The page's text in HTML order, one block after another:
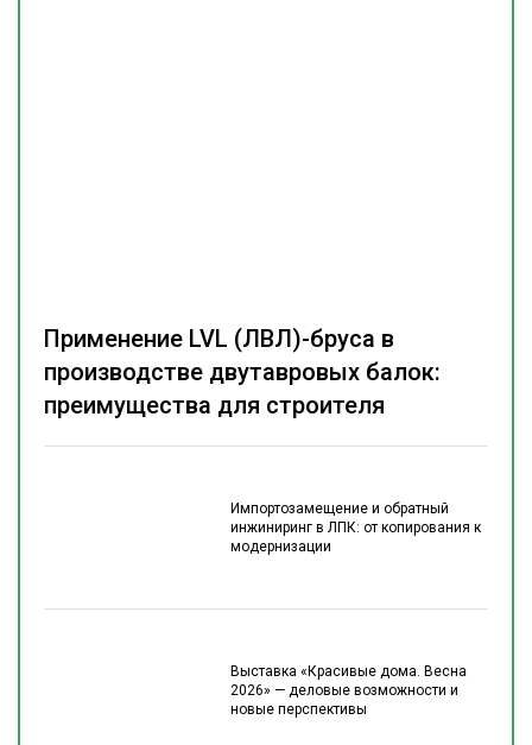
Импортозамещение и обратный
инжиниринг в ЛПК: от копирования к
модернизации
Выставка «Красивые дома. Весна
2026» — деловые возможности и
новые перспективы
Применение LVL (ЛВЛ)-бруса в
производстве двутавровых балок:
преимущества для строителя